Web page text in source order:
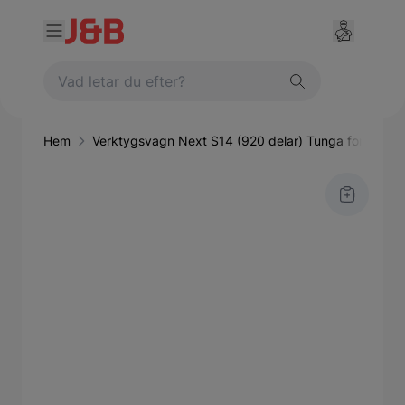
Hem Verktygsvagn Next S14 (920 delar) Tunga fordon